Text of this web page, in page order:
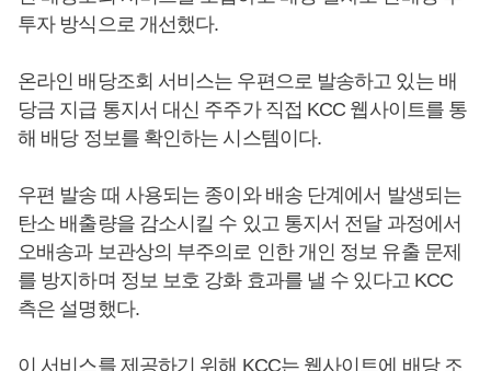
투자 방식으로 개선했다.
온라인 배당조회 서비스는 우편으로 발송하고 있는 배
당금 지급 통지서 대신 주주가 직접 KCC 웹사이트를 통
해 배당 정보를 확인하는 시스템이다.
우편 발송 때 사용되는 종이와 배송 단계에서 발생되는
탄소 배출량을 감소시킬 수 있고 통지서 전달 과정에서
오배송과 보관상의 부주의로 인한 개인 정보 유출 문제
를 방지하며 정보 보호 강화 효과를 낼 수 있다고 KCC
측은 설명했다.
이 서비스를 제공하기 위해 KCC는 웹사이트에 배당 조